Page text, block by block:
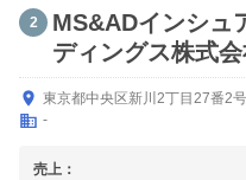
2
MS&ADインシュ
ディングス株式
東京都中央区新川2丁目27番2号
-
売上：